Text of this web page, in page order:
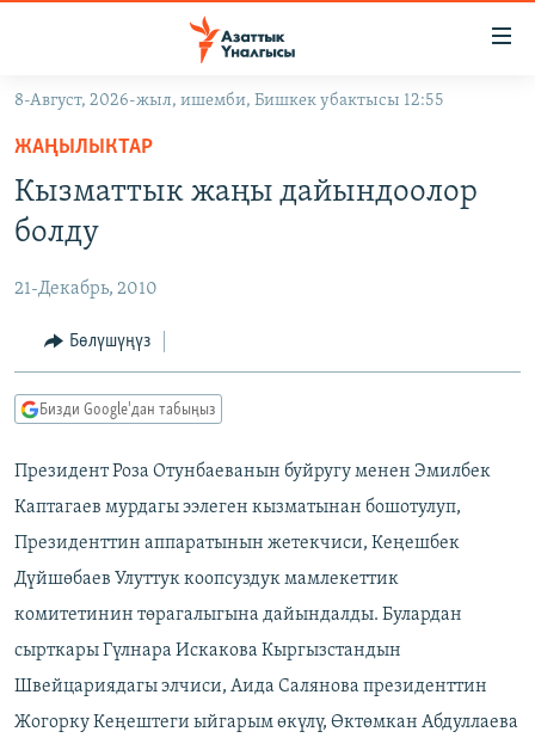
Навигацияга
өтүңүз
Издөөгө
салыңыз
ЭКОНОМИКА
МАДАНИЯТ
ДҮЙНӨ
БОРБОР АЗИЯ
УКРАИНА
АТАЙЫН ИЛИКТӨӨ
ТВ ПРОГРАММАЛАР
ЭКСПЕРТТЕР ТАЛДАЙТ
БИЗ ЖАНА ДҮЙНӨ
ДАНИСТЕ
ЭЖЕ-СИҢДИЛЕР
ЫҢГАЙСЫЗ СУРООЛОР
ӨЗГӨЧӨ ПИКИР
ОНЛАЙН ШЕРИНЕ
ЭЕ/АРнун бардык сайттары
8-Август, 2026-жыл, ишемби, Бишкек убактысы 12:55
ЖАҢЫЛЫКТАР
Кызматтык жаңы дайындоолор
болду
21-Декабрь, 2010
Бөлүшүңүз
Бизди Google'дан табыңыз
Президент Роза Отунбаеванын буйругу менен Эмилбек
Каптагаев мурдагы ээлеген кызматынан бошотулуп,
Президенттин аппаратынын жетекчиси, Кеңешбек
Дүйшөбаев Улуттук коопсуздук мамлекеттик
комитетинин төрагалыгына дайындалды. Булардан
сырткары Гүлнара Искакова Кыргызстандын
Швейцариядагы элчиси, Аида Салянова президенттин
Жогорку Кеңештеги ыйгарым өкүлү, Өктөмкан Абдуллаева